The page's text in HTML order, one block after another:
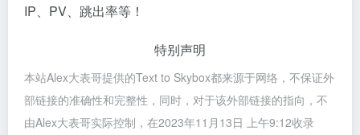
IP、PV、跳出率等！
特别声明
本站Alex大表哥提供的Text to Skybox都来源于网络，不保证外
部链接的准确性和完整性，同时，对于该外部链接的指向，不
由Alex大表哥实际控制，在2023年11月13日 上午9:12收录